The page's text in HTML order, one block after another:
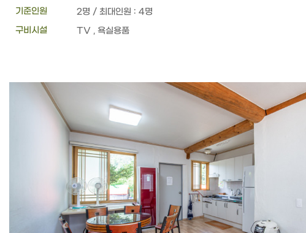
기준인원
2명 / 최대인원 : 4명
구비시설